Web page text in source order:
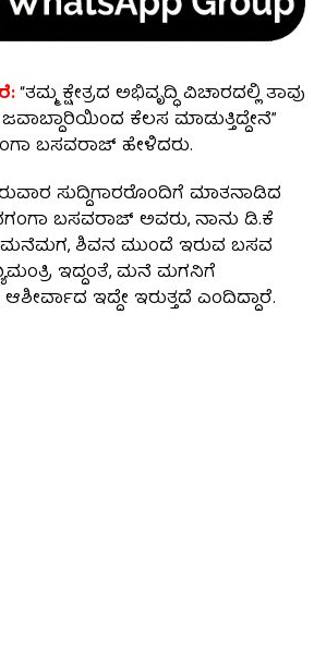
“ತಮ್ಮ ಕ್ಷೇತ್ರದ ಅಭಿವೃದ್ಧಿ ವಿಚಾರದಲ್ಲಿ ತಾವು
ಕೆಲಸ ಮಾಡುತ್ತಿದ್ದೇನೆ”
ಬಸವರಾಜ್ ಹೇಳಿದರು.
ಸುದ್ದಿಗಾರರೊಂದಿಗೆ ಮಾತನಾಡಿದ
ಬಸವರಾಜ್ ಅವರು, ನಾನು ಡಿ.ಕೆ
ಶಿವನ ಮುಂದೆ ಇರುವ ಬಸವ
ಇದ್ದಂತೆ, ಮನೆ ಮಗನಿಗೆ
ಇದ್ದೇ ಇರುತ್ತದೆ ಎಂದಿದ್ದಾರೆ.